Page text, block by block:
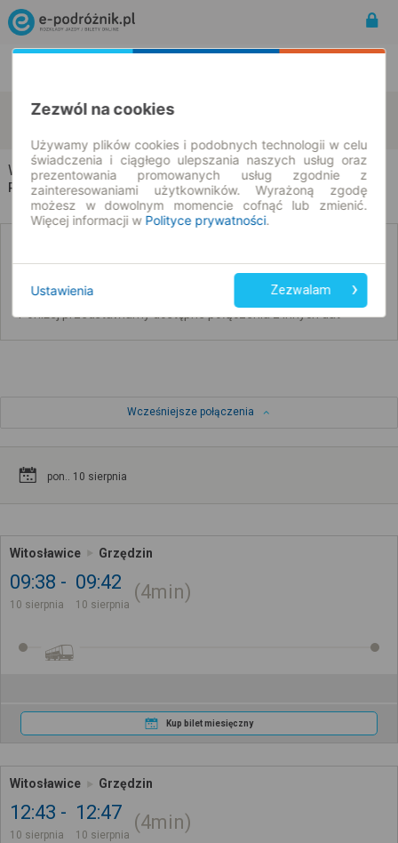
Witosławice Grzędzin
Witosławice → Grzędzin
Rozkład jazdy i bilety
Poniżej przedstawiamy dostępne połączenia z innych dat
Wcześniejsze połączenia
pon.. 10 sierpnia
Witosławice Grzędzin
09:38
10 sierpnia
09:42
10 sierpnia
4min
Kup bilet miesięczny
Witosławice Grzędzin
12:43
10 sierpnia
12:47
10 sierpnia
4min
Zezwól na cookies
Używamy plików cookies i podobnych technologii w celu
świadczenia i ciągłego ulepszania naszych usług oraz
prezentowania promowanych usług zgodnie z
zainteresowaniami użytkowników. Wyrażoną zgodę
możesz w dowolnym momencie cofnąć lub zmienić.
Więcej informacji w Polityce prywatności.
Ustawienia Zezwalam